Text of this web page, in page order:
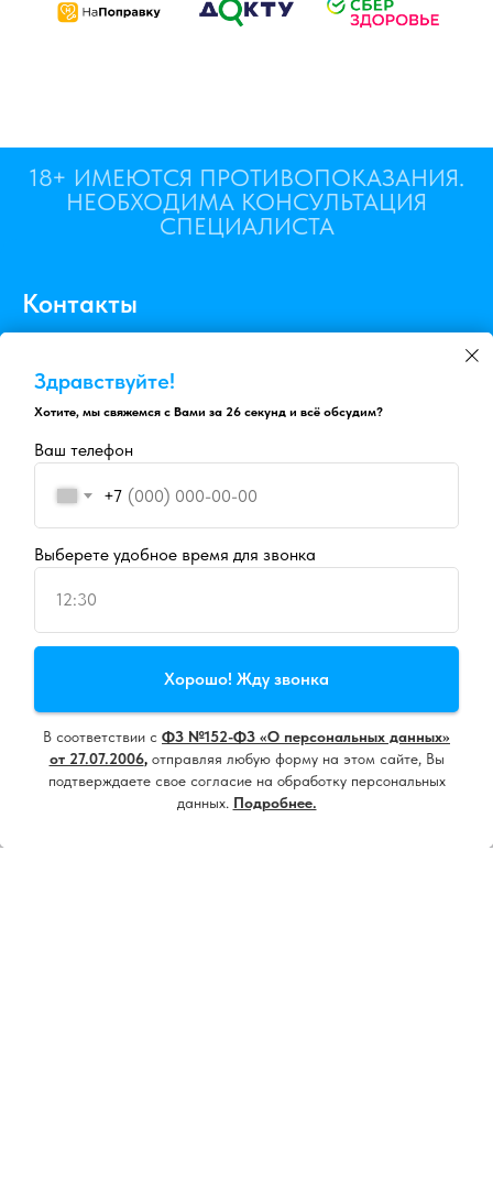
Здравствуйте!
Хотите, мы свяжемся с Вами за 26 секунд и всё обсудим?
Ваш телефон
+7
Выберете удобное время для звонка
12:30
Хорошо! Жду звонка
В соответствии с ФЗ №152-ФЗ «О персональных данных»
от 27.07.2006,отправляя любую форму на этом сайте, Вы
подтверждаете свое согласие на обработку персональных
данных. Подробнее.
18+ ИМЕЮТСЯ ПРОТИВОПОКАЗАНИЯ.
НЕОБХОДИМА КОНСУЛЬТАЦИЯ
СПЕЦИАЛИСТА
Контакты
8910 - 810 - 55 - 22
г.Ярославль, ул.Радищева 10/12, офис 9
Пн-Вс — 09:00-20:00
Продолжая пользоваться сайтом, вы даете
Принять все
Настроить
Напишите нам, мы онлайн!